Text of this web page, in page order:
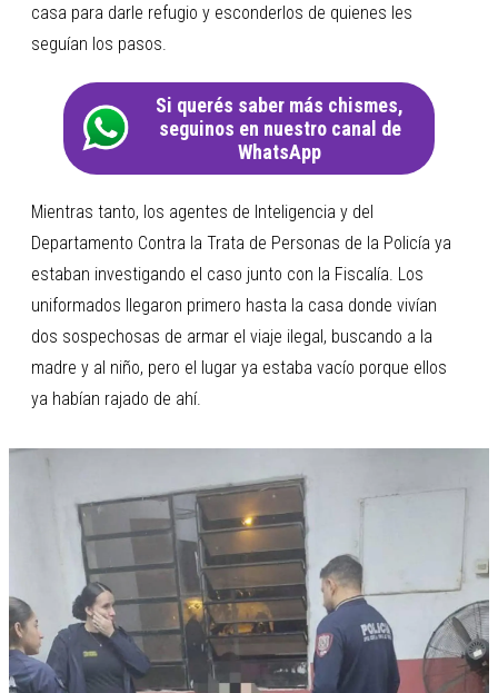
casa para darle refugio y esconderlos de quienes les
seguían los pasos.
Si querés saber más chismes,
seguinos en nuestro canal de
WhatsApp
Mientras tanto, los agentes de Inteligencia y del
Departamento Contra la Trata de Personas de la Policía ya
estaban investigando el caso junto con la Fiscalía. Los
uniformados llegaron primero hasta la casa donde vivían
dos sospechosas de armar el viaje ilegal, buscando a la
madre y al niño, pero el lugar ya estaba vacío porque ellos
ya habían rajado de ahí.